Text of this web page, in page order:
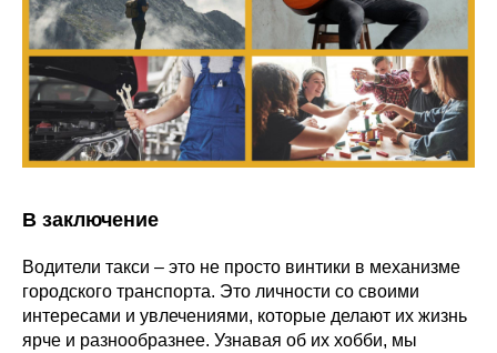
В заключение
Водители такси – это не просто винтики в механизме
городского транспорта. Это личности со своими
интересами и увлечениями, которые делают их жизнь
ярче и разнообразнее. Узнавая об их хобби, мы